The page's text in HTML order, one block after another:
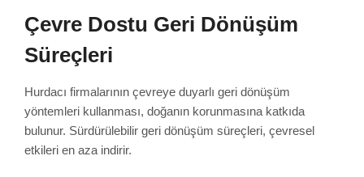
Çevre Dostu Geri Dönüşüm
Süreçleri
Hurdacı firmalarının çevreye duyarlı geri dönüşüm
yöntemleri kullanması, doğanın korunmasına katkıda
bulunur. Sürdürülebilir geri dönüşüm süreçleri, çevresel
etkileri en aza indirir.